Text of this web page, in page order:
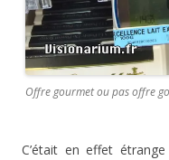
Offre gourmet ou pas offre
C’était en effet